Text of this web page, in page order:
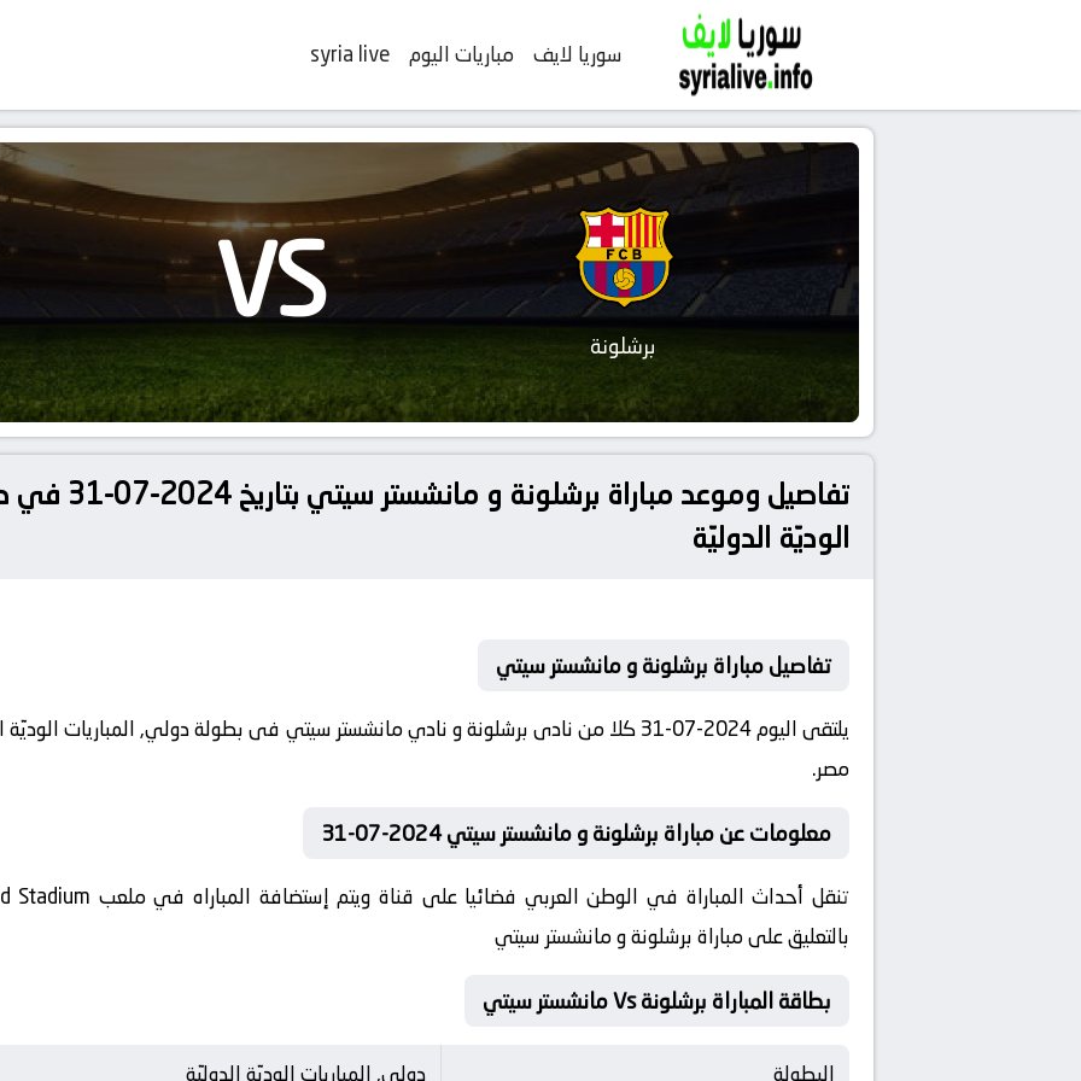
سوريا لايف مباريات اليوم syria live
برشلونة VS
تفاصيل وموعد
الوديّة الدوليّة
تفاصيل مباراة برشلونة و مانشستر سيتي
مصر.
معلومات عن مباراة برشلونة و مانشستر سيتي 2024-07-31
بالتعليق على مباراة برشلونة و مانشستر سيتي
بطاقة المباراة برشلونة Vs مانشستر سيتي
البطولة دولي, المباريات الوديّة الدوليّة